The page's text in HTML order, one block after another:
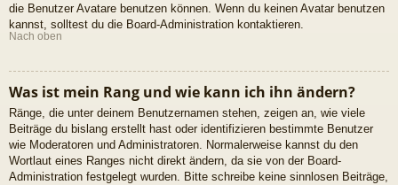
die Benutzer Avatare benutzen können. Wenn du keinen Avatar benutzen
kannst, solltest du die Board-Administration kontaktieren.
Nach oben
Was ist mein Rang und wie kann ich ihn ändern?
Ränge, die unter deinem Benutzernamen stehen, zeigen an, wie viele
Beiträge du bislang erstellt hast oder identifizieren bestimmte Benutzer
wie Moderatoren und Administratoren. Normalerweise kannst du den
Wortlaut eines Ranges nicht direkt ändern, da sie von der Board-
Administration festgelegt wurden. Bitte schreibe keine sinnlosen Beiträge,